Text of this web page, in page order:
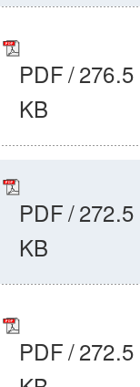
PDF/276.5
KB
PDF/272.5
KB
PDF/272.5